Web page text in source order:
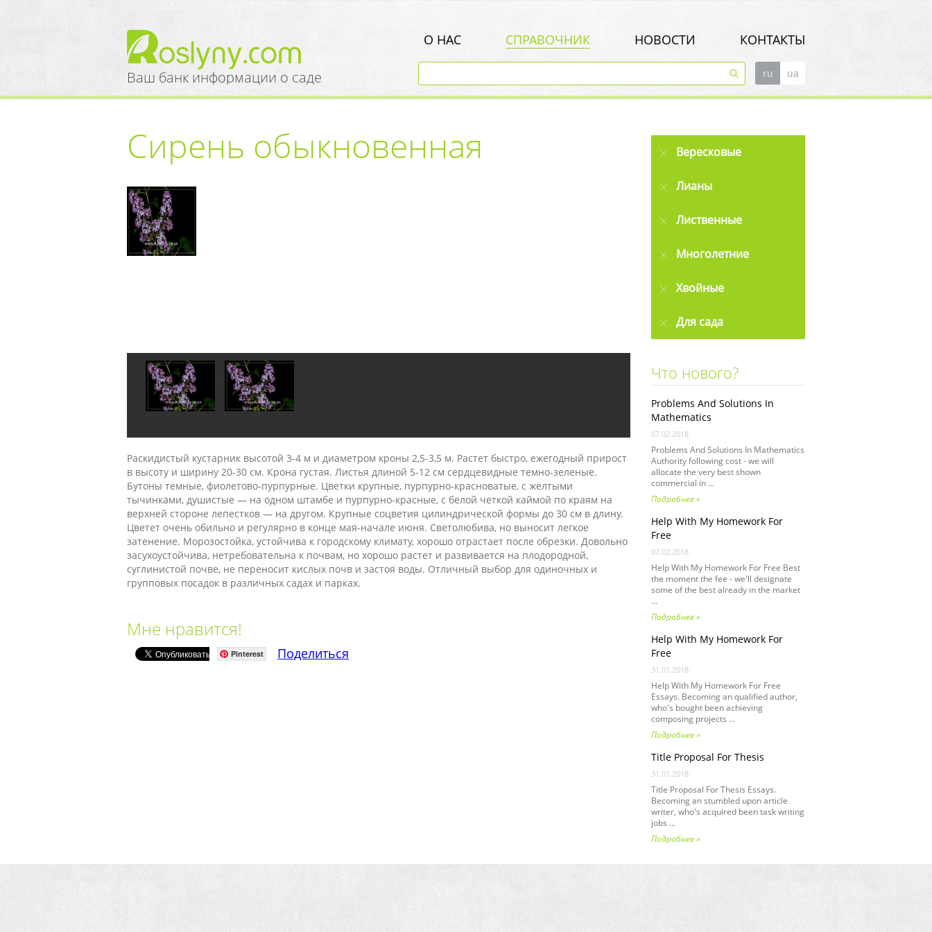
Ваш банк информации о саде
О НАС СПРАВОЧНИК НОВОСТИ КОНТАКТЫ
ru ua
Сирень обыкновенная
Раскидистый кустарник высотой 3-4 м и диаметром кроны 2,5-3,5 м. Растет быстро, ежегодный прирост
в высоту и ширину 20-30 см. Крона густая. Листья длиной 5-12 см сердцевидные темно-зеленые.
Бутоны темные, фиолетово-пурпурные. Цветки крупные, пурпурно-красноватые, с желтыми
тычинками, душистые — на одном штамбе и пурпурно-красные, с белой четкой каймой по краям на
верхней стороне лепестков — на другом. Крупные соцветия цилиндрической формы до 30 см в длину.
Цветет очень обильно и регулярно в конце мая-начале июня. Светолюбива, но выносит легкое
затенение. Морозостойка, устойчива к городскому климату, хорошо отрастает после обрезки. Довольно
засухоустойчива, нетребовательна к почвам, но хорошо растет и развивается на плодородной,
суглинистой почве, не переносит кислых почв и застоя воды. Отличный выбор для одиночных и
групповых посадок в различных садах и парках.
Мне нравится!
Pinterest Поделиться
Вересковые
Лианы
Лиственные
Многолетние
Хвойные
Для сада
Что нового?
Problems And Solutions In
Mathematics
07.02.2018
Problems And Solutions In Mathematics
Authority following cost - we will
allocate the very best shown
commercial in ...
Подробнее »
Help With My Homework For
Free
07.02.2018
Help With My Homework For Free Best
the moment the fee - we'll designate
some of the best already in the market
...
Подробнее »
Help With My Homework For
Free
31.01.2018
Help With My Homework For Free
Essays. Becoming an qualified author,
who's bought been achieving
composing projects ...
Подробнее »
Title Proposal For Thesis
31.01.2018
Title Proposal For Thesis Essays.
Becoming an stumbled upon article
writer, who's acquired been task writing
jobs ...
Подробнее »